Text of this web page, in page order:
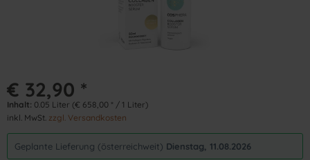
€ 32,90 *
Inhalt: 0.05 Liter (€ 658,00 * / 1 Liter)
inkl. MwSt. zzgl. Versandkosten
Geplante Lieferung (österreichweit) Dienstag, 11.08.2026